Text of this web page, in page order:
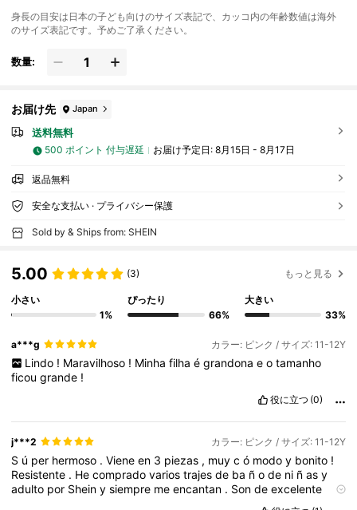
身長の目安は日本の子ども向けのサイズ表記で、カッコ内の年齢数値は海外
のサイズ表記です。予めご了承ください。
数量:
お届け先 Japan
送料無料
500 ポイント 付与遅延 お届け予定日: 8月15日 - 8月17日
返品無料
安全な支払い · プライバシー保護
Sold by & Ships from: SHEIN
5.00 (3) もっと見る
小さい
1%
ぴったり
66%
大きい
33%
a***g カラー: ピンク / サイズ: 11-12Y
Lindo ! Maravilhoso ! Minha filha é grandona e o tamanho
ficougrande !
役に立つ (0)
j***2 カラー: ピンク / サイズ: 11-12Y
S ú per hermoso .Vieneen 3 piezas , muycó modoy bonito !
Resistente . Hecompradovariostrajesde ba ñode ni ñasy
adulto por Sheinysiempre meencantan . Sondeexcelente